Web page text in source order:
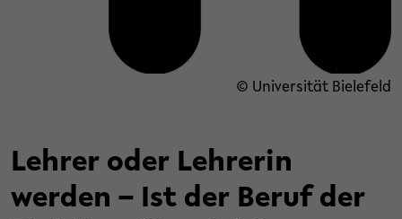
© Universität Bielefeld
Lehrer oder Lehrerin
werden – Ist der Beruf der